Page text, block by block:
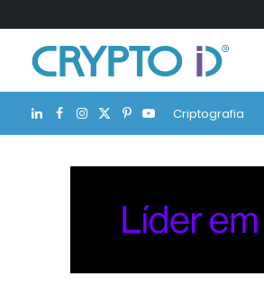
LinkedIn
Facebook
Instagram
X
(Twitter)
Pinterest
YouTubeCriptografia